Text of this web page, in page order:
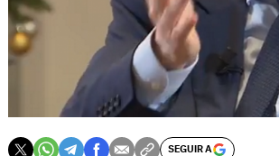
SEGUIR A